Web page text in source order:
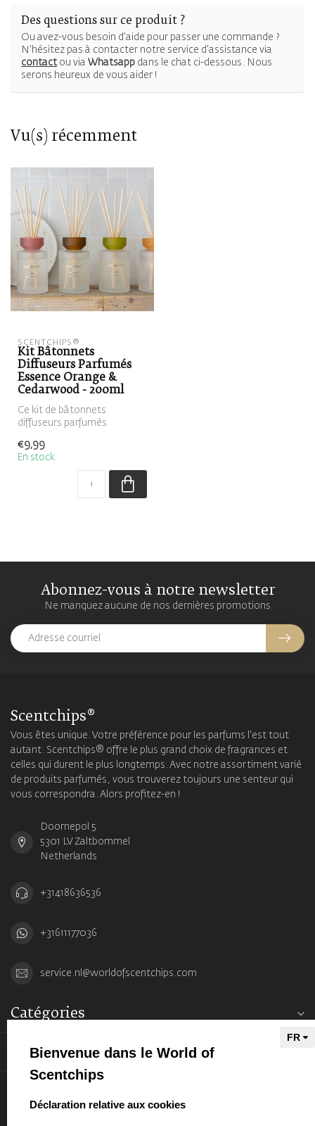
Des questions sur ce produit ?
Ou avez-vous besoin d'aide pour passer une commande ?
N'hésitez pas à contacter notre service d'assistance via
contactou via Whatsapp dans le chat ci-dessous. Nous
serons heureux de vous aider !
Vu(s) récemment
SCENTCHIPS®
Kit Bâtonnets
Diffuseurs Parfumés
Essence Orange &
Cedarwood - 200ml
Ce kit de bâtonnets
diffuseurs parfumés
rempli de ...
€9,99
En stock
Abonnez-vous à notre newsletter
Ne manquez aucune de nos dernières promotions
Scentchips®
Vous êtes unique. Votre préférence pour les parfums l'est tout
autant. Scentchips® offre le plus grand choix de fragrances et
celles qui durent le plus longtemps. Avec notre assortiment varié
de produits parfumés, vous trouverez toujours une senteur qui
vous correspondra. Alors profitez-en !
Doornepol 5
5301 LV Zaltbommel
Netherlands
+31418636536
+31611177036
service.nl@worldofscentchips.com
Catégories
Informations
Bienvenue dans le World of
Scentchips
select language
Déclaration relative aux cookies